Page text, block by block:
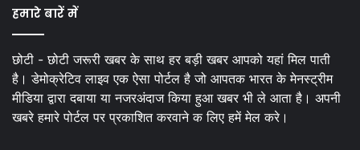
हमारे बारें में
छोटी - छोटी जरूरी खबर के साथ हर बड़ी खबर आपको यहां मिल पाती
है। डेमोक्रेटिव लाइव एक ऐसा पोर्टल है जो आपतक भारत के मेनस्ट्रीम
मीडिया द्वारा दबाया या नजरअंदाज किया हुआ खबर भी ले आता है। अपनी
खबरे हमारे पोर्टल पर प्रकाशित करवाने क लिए हमें मेल करे।